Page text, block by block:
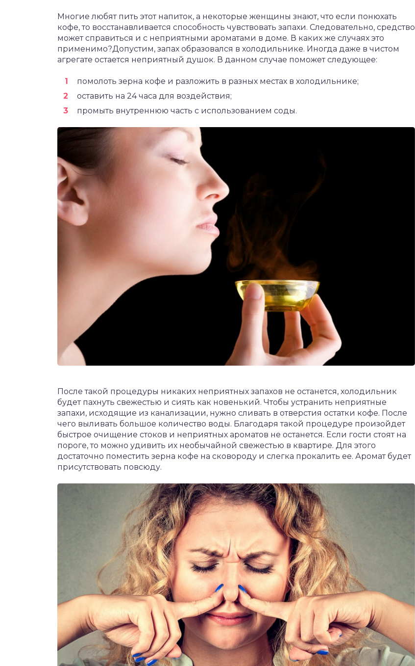
Многие любят пить этот напиток, а некоторые женщины знают, что если понюхать
кофе, то восстанавливается способность чувствовать запахи. Следовательно, средство
может справиться и с неприятными ароматами в доме. В каких же случаях это
применимо?Допустим, запах образовался в холодильнике. Иногда даже в чистом
агрегате остается неприятный душок. В данном случае поможет следующее:
помолоть зерна кофе и разложить в разных местах в холодильнике;
оставить на 24 часа для воздействия;
промыть внутреннюю часть с использованием соды.
После такой процедуры никаких неприятных запахов не останется, холодильник
будет пахнуть свежестью и сиять как новенький. Чтобы устранить неприятные
запахи, исходящие из канализации, нужно сливать в отверстия остатки кофе. После
чего выливать большое количество воды. Благодаря такой процедуре произойдет
быстрое очищение стоков и неприятных ароматов не останется. Если гости стоят на
пороге, то можно удивить их необычайной свежестью в квартире. Для этого
достаточно поместить зерна кофе на сковороду и слегка прокалить ее. Аромат будет
присутствовать повсюду.